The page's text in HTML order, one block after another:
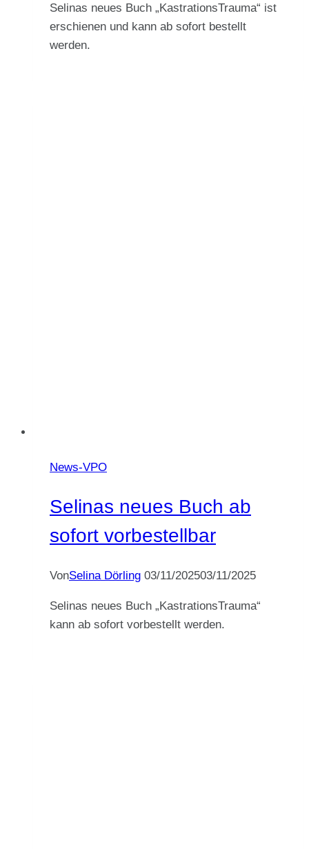
Selinas neues Buch „KastrationsTrauma“ ist
erschienen und kann ab sofort bestellt
werden.
News-VPO
Selinas neues Buch ab
sofort vorbestellbar
VonSelina Dörling 03/11/202503/11/2025
Selinas neues Buch „KastrationsTrauma“
kann ab sofort vorbestellt werden.